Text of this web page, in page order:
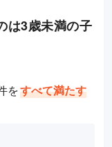
は3歳未満の子
をすべて満たす